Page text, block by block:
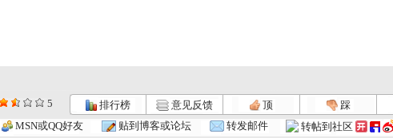
5 排行榜 意见反馈 顶
踩
MSN或QQ好友 贴到博客或论坛 转发邮件 转帖到社区